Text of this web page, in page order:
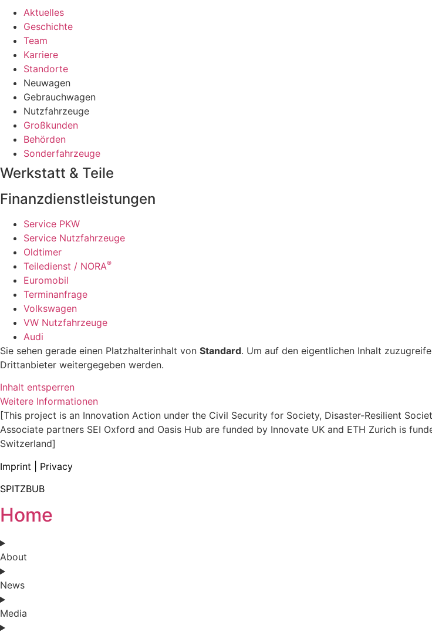
Aktuelles
Geschichte
Team
Karriere
Standorte
Neuwagen
Gebrauchwagen
Nutzfahrzeuge
Großkunden
Behörden
Sonderfahrzeuge
Werkstatt & Teile
Finanzdienstleistungen
Service PKW
Service Nutzfahrzeuge
Oldtimer
Teiledienst / NORA®
Euromobil
Terminanfrage
Volkswagen
VW Nutzfahrzeuge
Audi
Sie sehen gerade einen Platzhalterinhalt von Standard. Um auf den eigentlichen Inhalt
Drittanbieter weitergegeben werden.
Inhalt entsperren
Weitere Informationen
[This project is an Innovation Action under the Civil Security for Society, Disaster-Resilient
Associate partners SEI Oxford and Oasis Hub are funded by Innovate UK and ETH Zurich is
Switzerland]
Imprint
Privacy
SPITZBUB
Home
About
News
Media